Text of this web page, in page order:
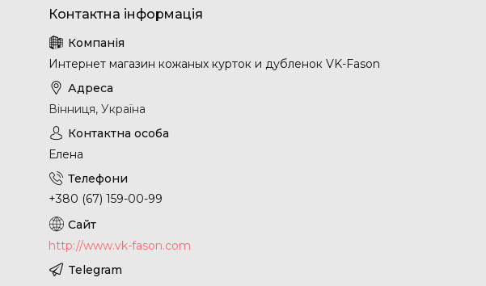
Интернет магазин кожаных курток и дубленок VK-Fason
Вінниця, Україна
Елена
+380 (67) 159-00-99
http://www.vk-fason.com